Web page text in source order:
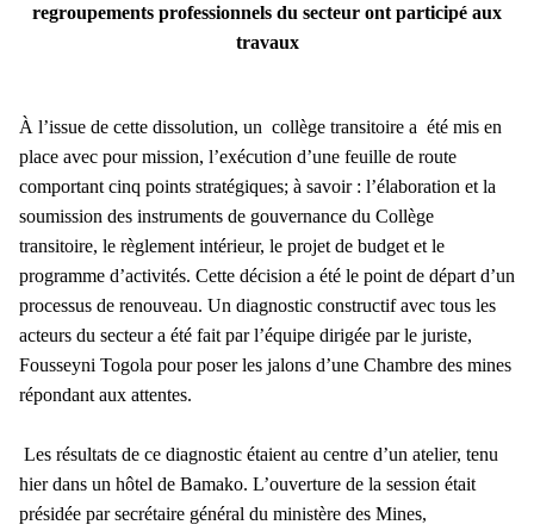
regroupements professionnels du secteur ont participé aux
travaux
À l’issue de cette dissolution, un collège transitoire a été mis en
place avec pour mission, l’exécution d’une feuille de route
comportant cinq points stratégiques; à savoir : l’élaboration et la
soumission des instruments de gouvernance du Collège
transitoire, le règlement intérieur, le projet de budget et le
programme d’activités. Cette décision a été le point de départ d’un
processus de renouveau. Un diagnostic constructif avec tous les
acteurs du secteur a été fait par l’équipe dirigée par le juriste,
Fousseyni Togola pour poser les jalons d’une Chambre des mines
répondant aux attentes.
Les résultats de ce diagnostic étaient au centre d’un atelier, tenu
hier dans un hôtel de Bamako. L’ouverture de la session était
présidée par secrétaire général du ministère des Mines,